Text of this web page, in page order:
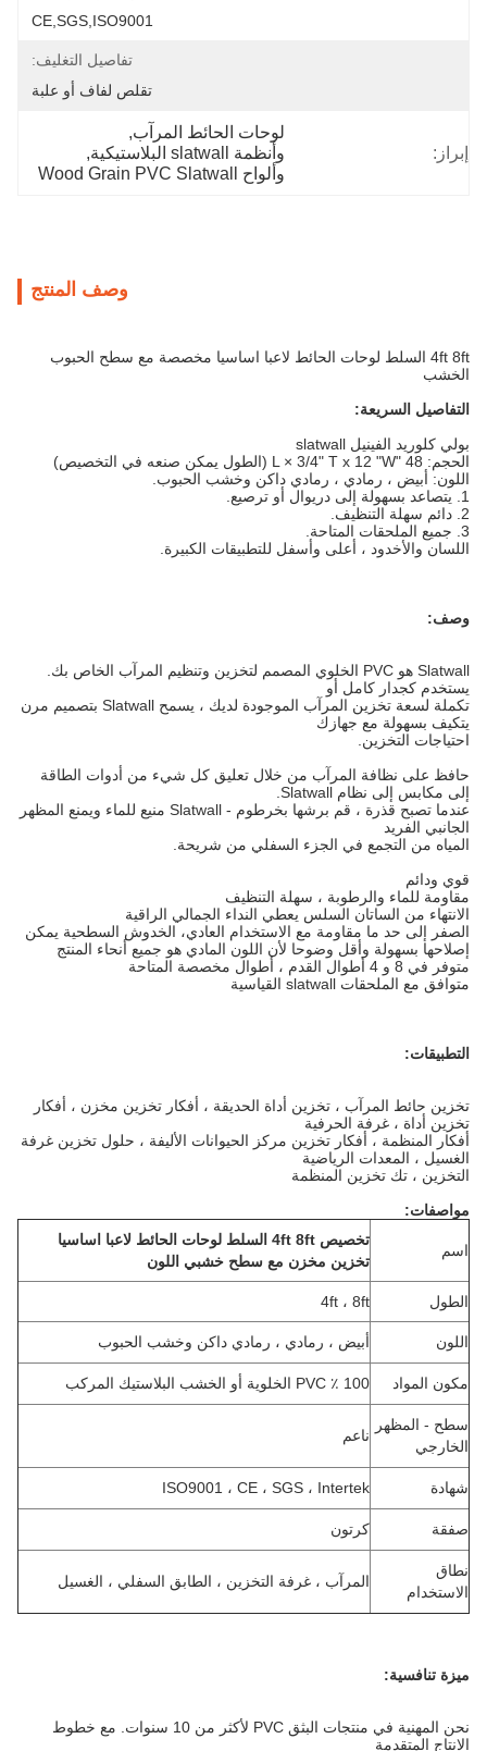
CE,SGS,ISO9001
تفاصيل التغليف:
تقلص لفاف أو علبة
إبراز:
لوحات الحائط المرآب,
وأنظمة slatwall البلاستيكية
,
وألواح Wood Grain PVC Slatwall
وصف المنتج
4ft 8ft السلط لوحات الحائط لاعبا اساسيا مخصصة مع سطح الحبوب
الخشب
التفاصيل السريعة:
بولي كلوريد الفينيل slatwall
الحجم: 48 "L × 3/4" T x 12 "W (الطول يمكن صنعه في التخصيص)
اللون: أبيض ، رمادي ، رمادي داكن وخشب الحبوب.
اللسان والأخدود ، أعلى وأسفل للتطبيقات الكبيرة.
وصف:
Slatwall هو PVC الخلوي المصمم لتخزين وتنظيم المرآب الخاص بك.
يستخدم كجدار كامل أو
تكملة لسعة تخزين المرآب الموجودة لديك ، يسمح Slatwall بتصميم مرن
يتكيف بسهولة مع جهازك
احتياجات التخزين.
حافظ على نظافة المرآب من خلال تعليق كل شيء من أدوات الطاقة
إلى مكابس إلى نظام Slatwall.
عندما تصبح قذرة ، قم برشها بخرطوم - Slatwall منيع للماء ويمنع المظهر
الجانبي الفريد
المياه من التجمع في الجزء السفلي من شريحة.
قوي ودائم
مقاومة للماء والرطوبة ، سهلة التنظيف
الانتهاء من الساتان السلس يعطي النداء الجمالي الراقية
الصفر إلى حد ما مقاومة مع الاستخدام العادي، الخدوش السطحية يمكن
إصلاحها بسهولة وأقل وضوحا لأن اللون المادي هو جميع أنحاء المنتج
متوفر في 8 و 4 أطوال القدم ، أطوال مخصصة المتاحة
متوافق مع الملحقات slatwall القياسية
التطبيقات:
تخزين حائط المرآب ، تخزين أداة الحديقة ، أفكار تخزين مخزن ، أفكار
تخزين أداة ، غرفة الحرفية
أفكار المنظمة ، أفكار تخزين مركز الحيوانات الأليفة ، حلول تخزين غرفة
الغسيل ، المعدات الرياضية
التخزين ، تك تخزين المنظمة
مواصفات:
اسم
تخصيص 4ft 8ft السلط لوحات الحائط لاعبا اساسيا
تخزين مخزن مع سطح خشبي اللون
الطول 4ft ، 8ft
اللون أبيض ، رمادي ، رمادي داكن وخشب الحبوب
مكون المواد 100 ٪ PVC الخلوية أو الخشب البلاستيك المركب
سطح - المظهر
الخارجي
ناعم
شهادة ISO9001 ، CE ، SGS ، Intertek
صفقة كرتون
نطاق
الاستخدام
المرآب ، غرفة التخزين ، الطابق السفلي ، الغسيل
ميزة تنافسية:
نحن المهنية في منتجات البثق PVC لأكثر من 10 سنوات.
مع خطوط
الإنتاج المتقدمة